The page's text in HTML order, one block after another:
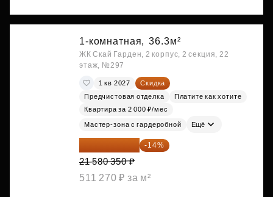
1-комнатная, 36.3м²
ЖК Скай Гарден, 2 корпус, 2 секция, 22
этаж, №297
1 кв 2027
Скидка
Предчистовая отделка
Платите как хотите
Квартира за 2 000 ₽/мес
Мастер-зона с гардеробной Ещё
18 559 101 ₽ -14%
21 580 350 ₽
511 270 ₽ за м²